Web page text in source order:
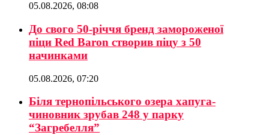
05.08.2026, 08:08
До свого 50-річчя бренд замороженої
піци Red Baron створив піцу з 50
начинками
05.08.2026, 07:20
Біля тернопільського озера хапуга-
чиновник зрубав 248 у парку
“Загребелля”